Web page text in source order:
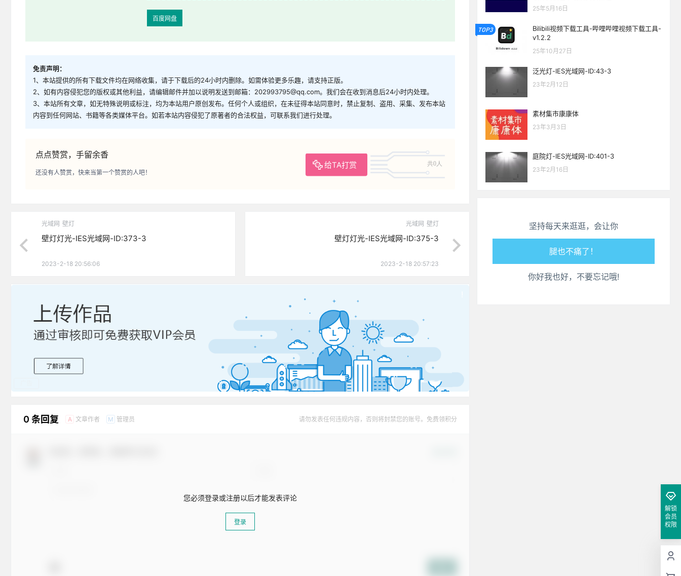
百度网盘
免责声明：
1、本站提供的所有下载文件均在网络收集，请于下载后的24小时内删除。如需体验更多乐趣，请支持正版。
2、如有内容侵犯您的版权或其他利益，请编辑邮件并加以说明发送到邮箱：202993795@qq.com。我们会在收到消息后24小时内处理。
3、本站所有文章，如无特殊说明或标注，均为本站用户原创发布。任何个人或组织，在未征得本站同意时，禁止复制、盗用、采集、发布本站
内容到任何网站、书籍等各类媒体平台。如若本站内容侵犯了原著者的合法权益，可联系我们进行处理。
点点赞赏，手留余香
给TA打赏 共0人
还没有人赞赏，快来当第一个赞赏的人吧！
光域网 壁灯
壁灯灯光-IES光域网-ID:373-3
2023-2-18 20:56:06
光域网 壁灯
壁灯灯光-IES光域网-ID:375-3
2023-2-18 20:57:23
0 条回复 A 文章作者 M 管理员 请勿发表任何违规内容，否则将封禁您的账号。免费领积分
您必须登录或注册以后才能发表评论
登录
25年5月16日
TOP3
Bilibili视频下载工具-哔哩哔哩视频下载工具-
v1.2.2
25年10月27日
泛光灯-IES光域网-ID:43-3
23年2月12日
素材集市康康体
23年3月3日
庭院灯-IES光域网-ID:401-3
23年2月16日
坚持每天来逛逛，会让你
心情也舒畅了！
走路也有劲了！
腿也不痛了！
你好我也好，不要忘记哦!
解锁
会员
权限